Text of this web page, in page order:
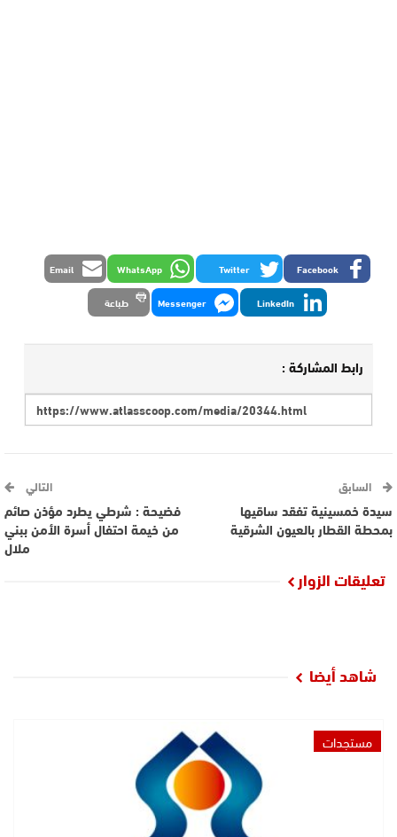
Facebook
Twitter
WhatsApp
Email
LinkedIn
Messenger طباعة
رابط المشاركة :
السابق
سيدة خمسينية تفقد ساقيها
بمحطة القطار بالعيون الشرقية
التالي
فضيحة : شرطي يطرد مؤذن صائم
من خيمة احتفال أسرة الأمن ببني
ملال
تعليقات الزوار
شاهد أيضا
مستجدات